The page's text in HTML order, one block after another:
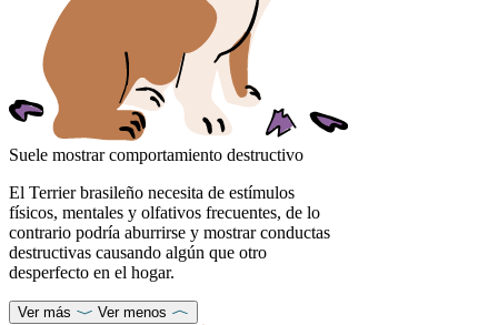
Suele mostrar comportamiento destructivo
El Terrier brasileño necesita de estímulos
físicos, mentales y olfativos frecuentes, de lo
contrario podría aburrirse y mostrar conductas
destructivas causando algún que otro
desperfecto en el hogar.
Ver más Ver menos